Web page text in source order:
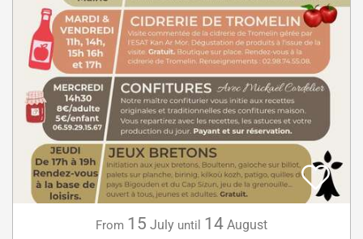
From 15 July until 14 August